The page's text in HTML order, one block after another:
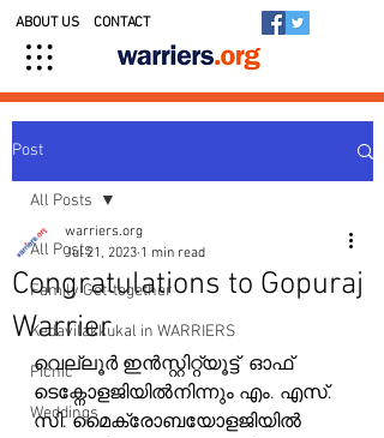
ABOUT US CONTACT
Post
All Posts
Family Get-together
Kedavilakkukal in WARRIERS
Picnic
Weddings
All Posts
Congratulations to Gopuraj
Warrier
warriers.org
Jul 21, 2023 1 min read
വെല്ലൂര്‍ ഇന്‍സ്റ്റിറ്റ്യൂട്ട്  ഓഫ്
ടെക്നോളജിയില്‍നിന്നും എം. എസ്.
സി. മൈക്രോബയോളജിയില്‍